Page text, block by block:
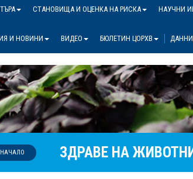
СТАНОВИЩА И ОЦЕНКА НА РИСКА НАУЧНИ
И НОВИНИ ВИДЕО БЮЛЕТИН ЦОРХВ ДАННИ
ЗДРАВЕ НА
НАЧАЛО